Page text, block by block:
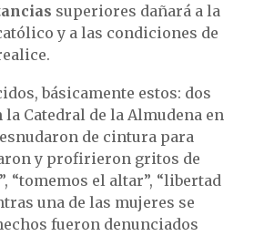
superiores dañará a la
y a las condiciones de
básicamente estos: dos
Catedral de la Almudena en
de cintura para
y profirieron gritos de
“tomemos el altar”, “libertad
una de las mujeres se
fueron denunciados